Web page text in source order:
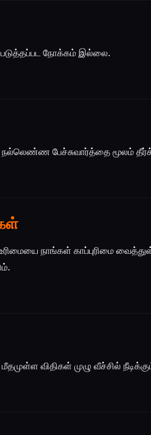
நோக்கம் இல்லை.
நல்லெண்ண பேச்சுவார்த்தை மூலம்
நாங்கள் காப்புரிமை
விதிகள் முழு வீச்சில்